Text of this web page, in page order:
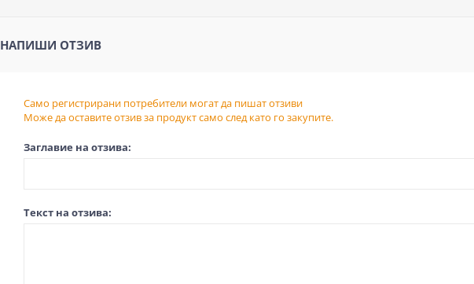
НАПИШИ ОТЗИВ
Само регистрирани потребители могат да пишат отзиви
Може да оставите отзив за продукт само след като го закупите.
Заглавие на отзива:
Текст на отзива: